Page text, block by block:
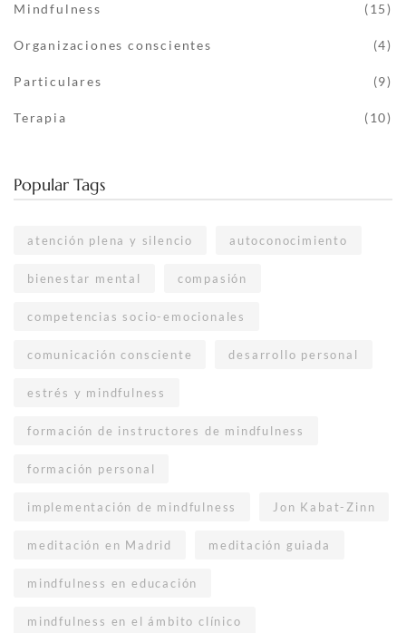
Mindfulness (15)
Organizaciones conscientes (4)
Particulares (9)
Terapia (10)
Popular Tags
atención plena y silencio autoconocimiento
bienestar mental compasión
competencias socio-emocionales
comunicación consciente desarrollo personal
estrés y mindfulness
formación de instructores de mindfulness
formación personal
implementación de mindfulness Jon Kabat-Zinn
meditación en Madrid meditación guiada
mindfulness en educación
mindfulness en el ámbito clínico